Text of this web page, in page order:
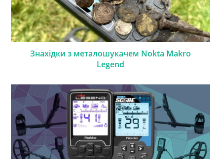
Знахідки з металошукачем Nokta Makro
Legend